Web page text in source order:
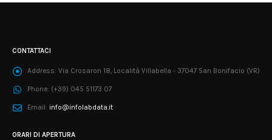
CONTATTACI
Address: Via Crosaron 18, Località Villabella - 37047 San Bonifacio (VR)
Phone: (+39) 045 51173 07
Email: info@infolabdata.it
ORARI DI APERTURA